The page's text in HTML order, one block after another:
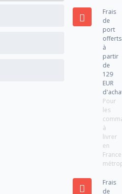
Frais
de
port
offerts
à
partir
de
129
EUR
Pour
les
à
livrer
en
France
Frais
de